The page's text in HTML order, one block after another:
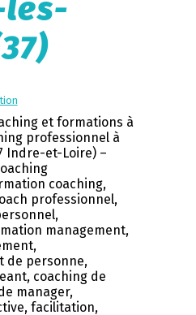
lès-
et formations à
professionnel à
Indre-et-Loire) –
coaching,
professionnel,
management,
de personne,
coaching de
manager,
facilitation,